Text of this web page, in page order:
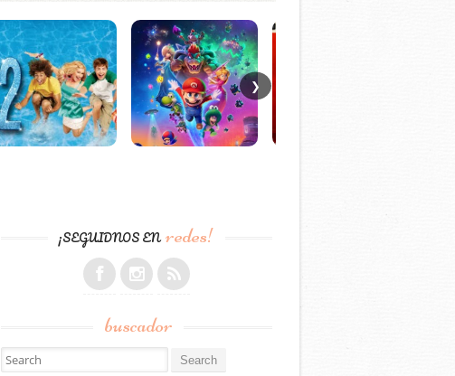
❯
¡SEGUIDNOS ENredes!
buscador
Search for: